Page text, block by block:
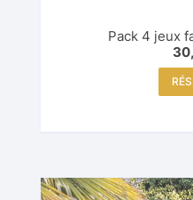
Pack 4 jeux